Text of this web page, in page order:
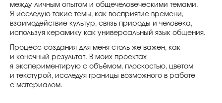
между личным опытом и общечеловеческими темами.
Я исследую такие темы, как восприятие времени,
взаимодействие культур, связь природы и человека,
используя керамику как универсальный язык общения.
Процесс создания для меня столь же важен, как
и конечный результат. В моих проектах
я экспериментирую с объёмом, плоскостью, цветом
и текстурой, исследуя границы возможного в работе
с материалом.